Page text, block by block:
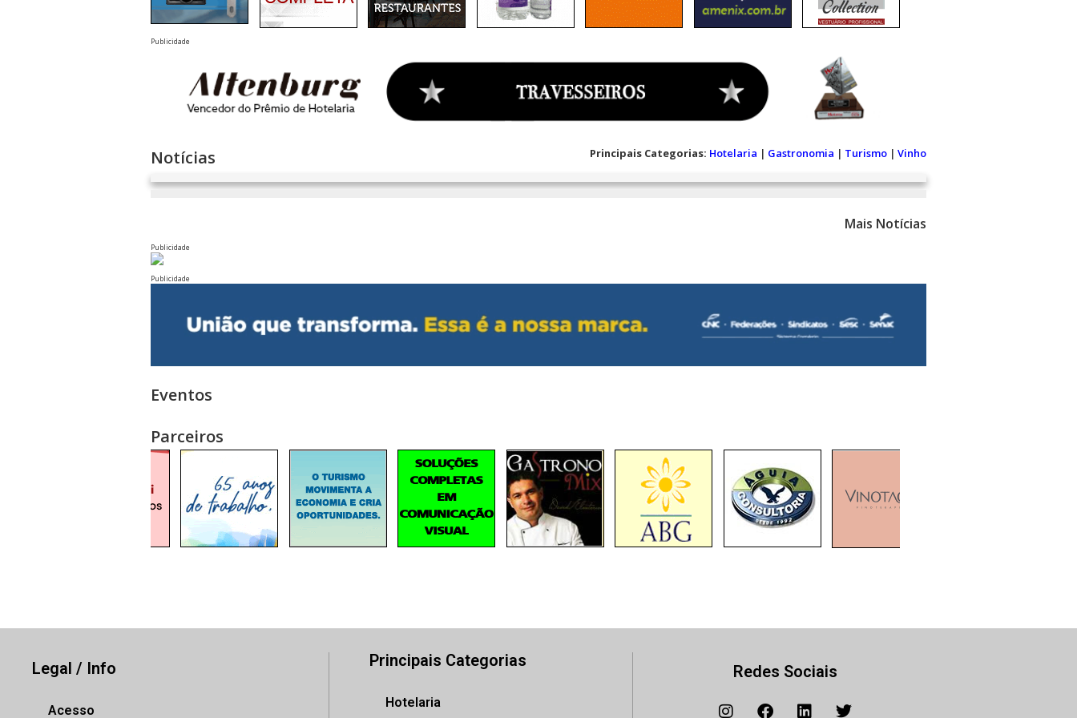
Publicidade
Notícias Principais Categorias: Hotelaria | Gastronomia | Turismo | Vinho
Mais Notícias
Publicidade
Publicidade
Eventos
Parceiros
Legal / Info
Acesso
Principais Categorias
Hotelaria
Redes Sociais